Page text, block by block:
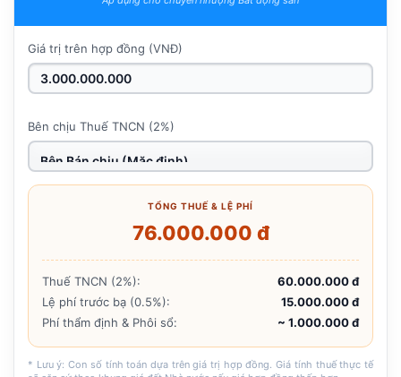
Giá trị trên hợp đồng (VNĐ)
Bên chịu Thuế TNCN (2%)
TỔNG THUẾ & LỆ PHÍ
76.000.000 đ
Thuế TNCN (2%):
60.000.000 đ
Lệ phí trước bạ (0.5%):
15.000.000 đ
Phí thẩm định & Phôi sổ:
~ 1.000.000 đ
* Lưu ý: Con số tính toán dựa trên giá trị hợp đồng. Giá tính thuế thực tế